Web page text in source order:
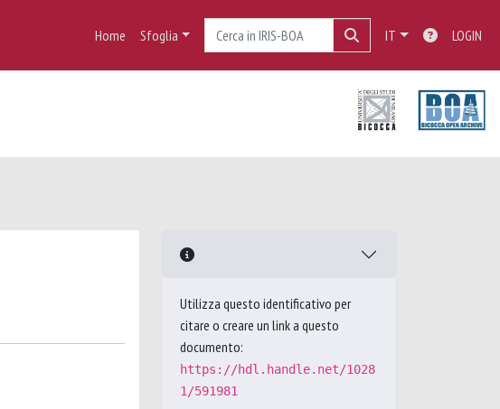
Home Sfoglia IT LOGIN
Utilizza questo identificativo per
citare o creare un link a questo
documento:
https://hdl.handle.net/1028
1/591981